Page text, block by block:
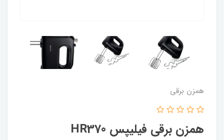
همزن برقی
همزن برقی فیلیپس HR370